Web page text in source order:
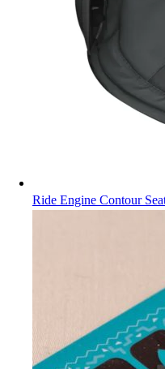
Ride Engine Contour